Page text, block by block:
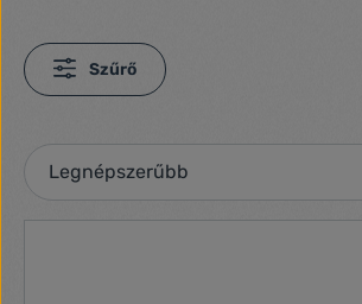
Szűrő